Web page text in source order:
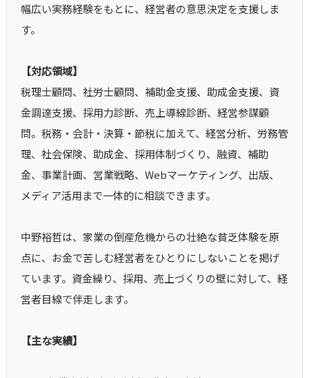
幅広い実務経験をもとに、経営者の意思決定を支援しま
す。
【対応領域】
税理士顧問、社労士顧問、補助金支援、助成金支援、資
金調達支援、採用力診断、売上導線診断、経営参謀顧
問。税務・会計・決算・節税に加えて、経営分析、労務管
理、社会保険、助成金、採用体制づくり、融資、補助
金、事業計画、営業戦略、Webマーケティング、出版、
メディア活用まで一体的に相談できます。
中野裕哲は、家業の倒産危機からの壮絶な貧乏体験を原
点に、お金で苦しむ経営者をひとりにしないことを掲げ
ています。資金繰り、採用、売上づくりの壁に対して、経
営者目線で伴走します。
【主な実績】